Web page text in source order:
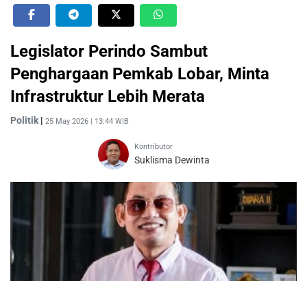
Legislator Perindo Sambut
Penghargaan Pemkab Lobar, Minta
Infrastruktur Lebih Merata
Politik | 25 May 2026 | 13:44 WIB
Kontributor
Suklisma Dewinta